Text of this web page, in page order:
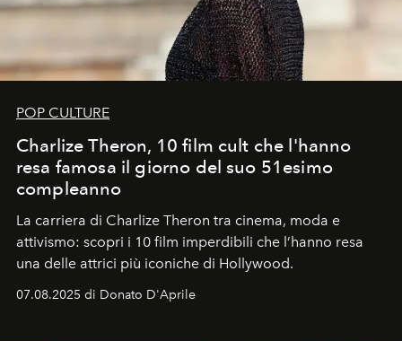
POP CULTURE
Charlize Theron, 10 film cult che l'hanno
resa famosa il giorno del suo 51esimo
compleanno
La carriera di Charlize Theron tra cinema, moda e
attivismo: scopri i 10 film imperdibili che l’hanno resa
una delle attrici più iconiche di Hollywood.
07.08.2025 di Donato D'Aprile